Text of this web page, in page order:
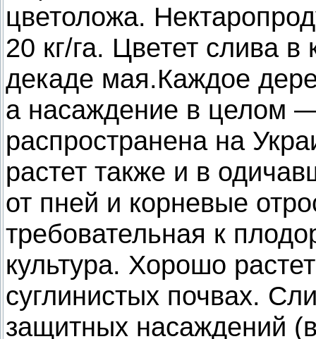
цветоложа.
20 кг/га. Цветет слива
декаде мая.Каждое
а насаждение в целом
распространена на
растет также и в
от пней и корневые
требовательная к
культура. Хорошо
суглинистых почвах.
защитных насаждений